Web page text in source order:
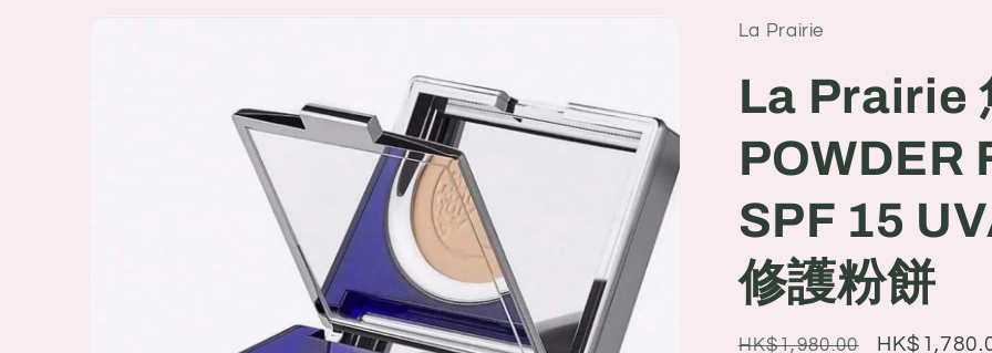
i
o
n
La Prairie
La Prairie
POWDER
SPF 15
修護粉餅
Regular
HK$1,980.00
Sale